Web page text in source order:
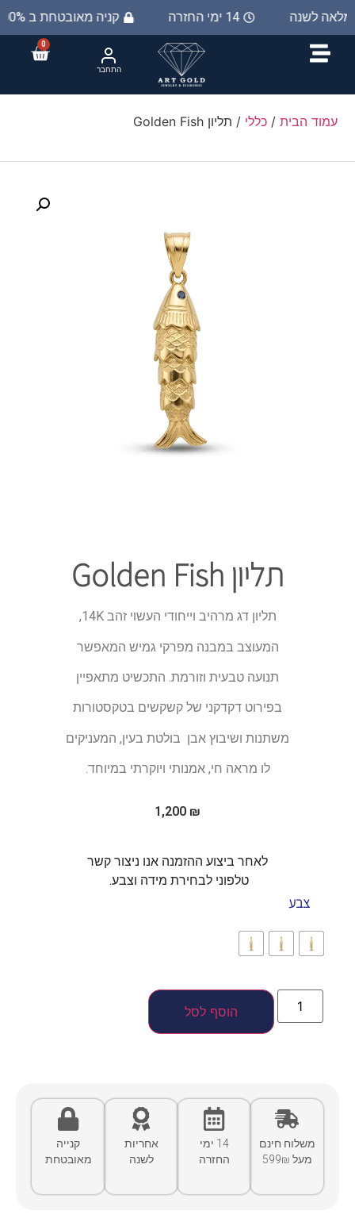
קניה מאובטחת ב 100% 14 ימי החזרה מלאה לשנה
0
התחבר
עמוד הבית / כללי / תליון Golden Fish
תליון Golden Fish
תליון דג מרהיב וייחודי העשוי זהב 14K,
המעוצב במבנה מפרקי גמיש המאפשר
תנועה טבעית וזורמת. התכשיט מתאפיין
בפירוט דקדקני של קשקשים בטקסטורות
משתנות ושיבוץ אבן בולטת בעין, המעניקים
לו מראה חי, אמנותי ויוקרתי במיוחד.
1,200 ₪
לאחר ביצוע ההזמנה אנו ניצור קשר
טלפוני לבחירת מידה וצבע.
צבע
הוסף לסל
קנייה
מאובטחת
אחריות
לשנה
14 ימי
החזרה
משלוח חינם
מעל 599₪